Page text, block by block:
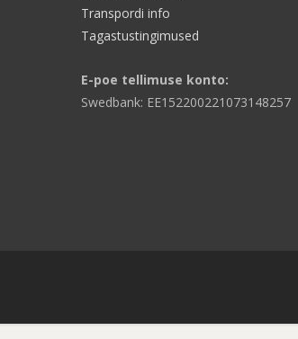
Transpordi info
Tagastustingimused
E-poe tellimuse konto:
Swedbank: EE152200221073148257